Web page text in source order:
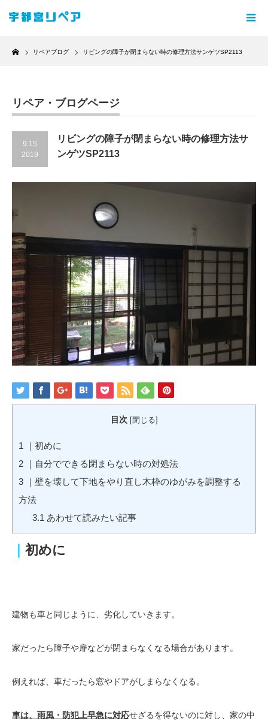
Home
リペアブログ リビングの障子が閉まらない時の修理方法サンゲツSP2113
リペア・ブログページ
9.15
2019
リビングの障子が閉まらない時の修理方法サ
ンゲツSP2113
目次 閉じる
1 ｜初めに
2 ｜自分でできる閉まらない時の対処法
3 ｜壁を壊して下地をやり直し木枠のゆがみを調整する
方法
3.1 あわせて読みたい記事
初めに
建物も車と同じように、劣化していきます。
家だったら障子や扉などが閉まらなくなる場合があります。
例えれば、車だったら窓やドアがしまらなくなる。
車は、雨風・防犯上早急に対応せざるを得ないのに対し、家の中